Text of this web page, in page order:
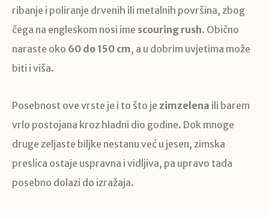
ribanje i poliranje drvenih ili metalnih površina, zbog
čega na engleskom nosi ime scouring rush. Obično
naraste oko 60 do 150 cm, a u dobrim uvjetima može
biti i viša.
Posebnost ove vrste je i to što je zimzelena ili barem
vrlo postojana kroz hladni dio godine. Dok mnoge
druge zeljaste biljke nestanu već u jesen, zimska
preslica ostaje uspravna i vidljiva, pa upravo tada
posebno dolazi do izražaja.